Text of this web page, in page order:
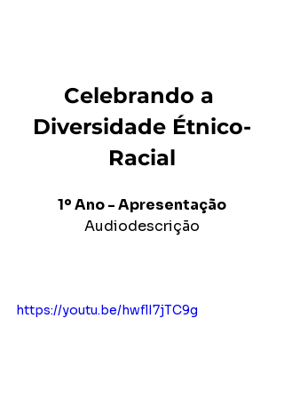
Celebrando a
Diversidade Étnico-
Racial
1º Ano - Apresentação
Audiodescrição
https://youtu.be/hwflI7jTC9g